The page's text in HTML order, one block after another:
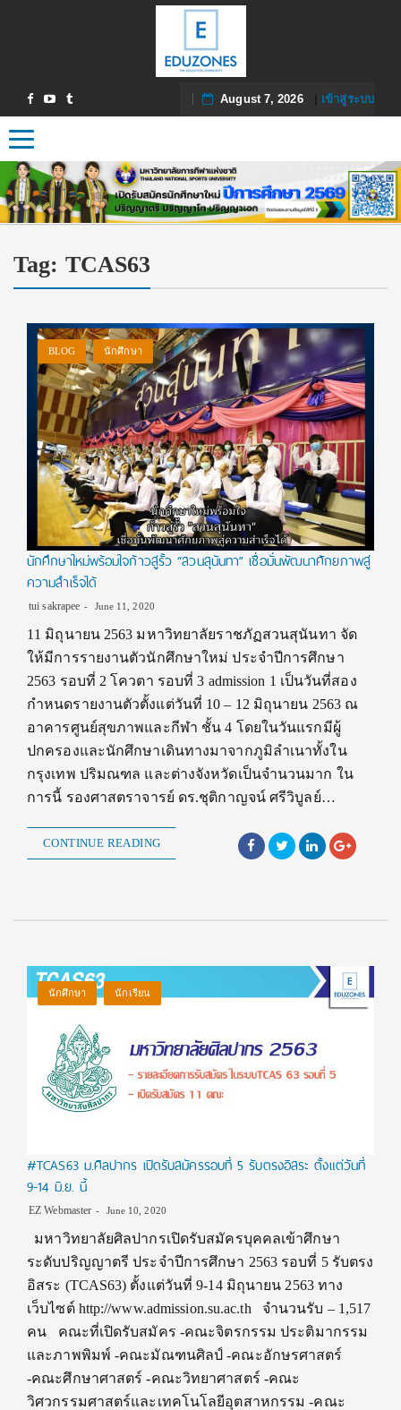
August 7, 2026| เข้าสู่ระบบ
Toggle navigation
Tag: TCAS63
BLOG นักศึกษา
นักศึกษาใหม่พร้อมใจก้าวสู่รั้ว “สวนสุนันทา” เชื่อมั่นพัฒนาศักยภาพสู่
ความสำเร็จได้
tui sakrapee June 11, 2020
11 มิถุนายน 2563 มหาวิทยาลัยราชภัฏสวนสุนันทา จัด
ให้มีการรายงานตัวนักศึกษาใหม่ ประจำปีการศึกษา
2563 รอบที่ 2 โควตา รอบที่ 3 admission 1 เป็นวันที่สอง
กำหนดรายงานตัวตั้งแต่วันที่ 10 – 12 มิถุนายน 2563 ณ
อาคารศูนย์สุขภาพและกีฬา ชั้น 4 โดยในวันแรกมีผู้
ปกครองและนักศึกษาเดินทางมาจากภูมิลำเนาทั้งใน
กรุงเทพ ปริมณฑล และต่างจังหวัดเป็นจำนวนมาก ใน
การนี้ รองศาสตราจารย์ ดร.ชุติกาญจน์ ศรีวิบูลย์…
CONTINUE READING
นักศึกษา นักเรียน
#TCAS63 ม.ศิลปากร เปิดรับสมัครรอบที่ 5 รับตรงอิสระ ตั้งแต่วันที่
9-14 มิ.ย. นี้
EZ Webmaster June 10, 2020
มหาวิทยาลัยศิลปากรเปิดรับสมัครบุคคลเข้าศึกษา
ระดับปริญญาตรี ประจำปีการศึกษา 2563 รอบที่ 5 รับตรง
อิสระ (TCAS63) ตั้งแต่วันที่ 9-14 มิถุนายน 2563 ทาง
เว็บไซต์ http://www.admission.su.ac.th จำนวนรับ – 1,517
คน คณะที่เปิดรับสมัคร -คณะจิตรกรรม ประติมากรรม
และภาพพิมพ์ -คณะมัณฑนศิลป์ -คณะอักษรศาสตร์
-คณะศึกษาศาสตร์ -คณะวิทยาศาสตร์ -คณะ
วิศวกรรมศาสตร์และเทคโนโลยีอุตสาหกรรม -คณะ